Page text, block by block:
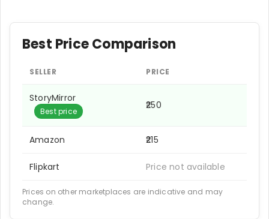
Best Price Comparison
SELLER PRICE
StoryMirror
Best price
₹250
Amazon ₹215
Flipkart Price not available
Prices on other marketplaces are indicative and may
change.